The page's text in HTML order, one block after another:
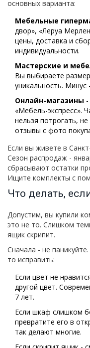
основных варианта:
Мебельные
двор», «Леруа
цены, доставка и
индивидуальности.
Мастерские и
Вы выбираете
уникальность. Минус
Онлайн-магазины
«Мебель-экспресс».
нельзя потрогать,
отзывы с фото
Если вы живете в
Сезон распродаж -
сбрасывают остатки
Ищите комплекты с
Что делать,
Допустим, вы купили
это не то. Слишком
ящик скрипит.
Сначала - не
то исправить:
Если цвет не
другой цвет.
7 лет.
Если шкаф слишком
превратите его в
так делают многие.